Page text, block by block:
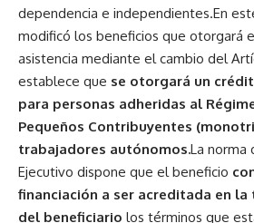
dependencia e independientes.En
modificó los beneficios que otorgará
asistencia mediante el cambio del
establece que se otorgará un
para personas adheridas al
Pequeños Contribuyentes
trabajadores autónomos.La norma
Ejecutivo dispone que el beneficio
financiación a ser acreditada en
del beneficiario los términos que